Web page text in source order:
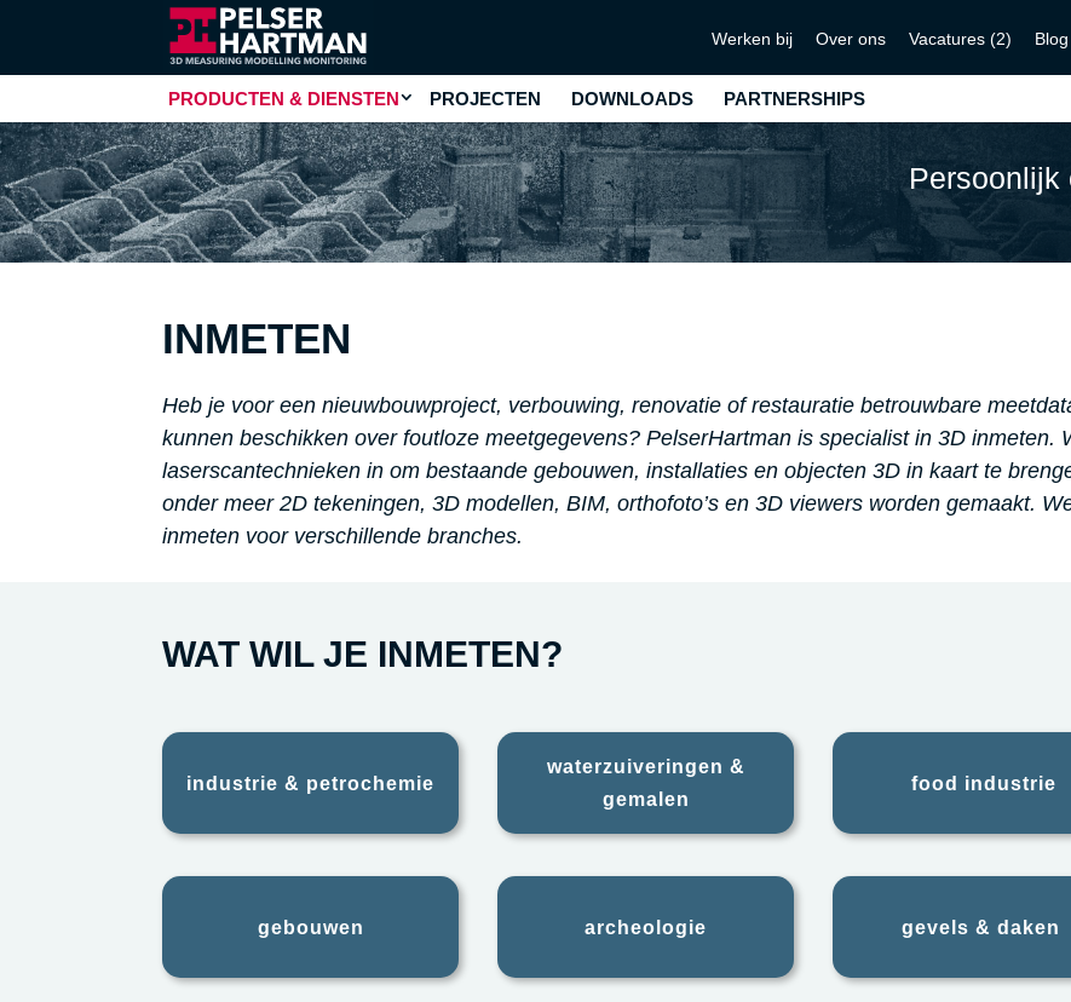
Werken bij Over ons Vacatures (2) Blog
PRODUCTEN & DIENSTEN PROJECTEN DOWNLOADS PARTNERSHIPS
INMETEN
Heb je voor een nieuwbouwproject, verbouwing, renovatie of restauratie betrouwbare
kunnen beschikken over foutloze meetgegevens? PelserHartman is specialist in 3D inmeten.
laserscantechnieken in om bestaande gebouwen, installaties en objecten 3D in kaart te
onder meer 2D tekeningen, 3D modellen, BIM, orthofoto’s en 3D viewers worden gemaakt.
inmeten voor verschillende branches.
WAT WIL JE INMETEN?
industrie & petrochemie
waterzuiveringen &
gemalen
food industrie
gebouwen archeologie gevels & daken